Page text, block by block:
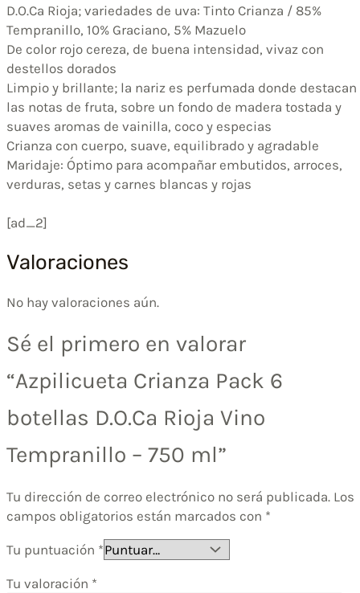
D.O.Ca Rioja; variedades de uva: Tinto Crianza / 85%
Tempranillo, 10% Graciano, 5% Mazuelo
De color rojo cereza, de buena intensidad, vivaz con
destellos dorados
Limpio y brillante; la nariz es perfumada donde destacan
las notas de fruta, sobre un fondo de madera tostada y
suaves aromas de vainilla, coco y especias
Crianza con cuerpo, suave, equilibrado y agradable
Maridaje: Óptimo para acompañar embutidos, arroces,
verduras, setas y carnes blancas y rojas
[ad_2]
Valoraciones
No hay valoraciones aún.
Sé el primero en valorar
“Azpilicueta Crianza Pack 6
botellas D.O.Ca Rioja Vino
Tempranillo – 750 ml”
Tu dirección de correo electrónico no será publicada. Los
campos obligatorios están marcados con *
Tu puntuación *
Tu valoración *